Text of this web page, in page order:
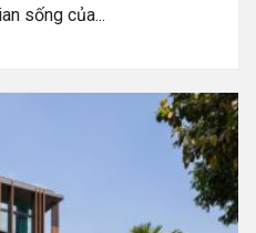
sống của...